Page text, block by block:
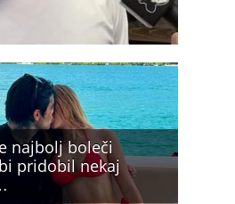
najbolj boleči
pridobil nekaj